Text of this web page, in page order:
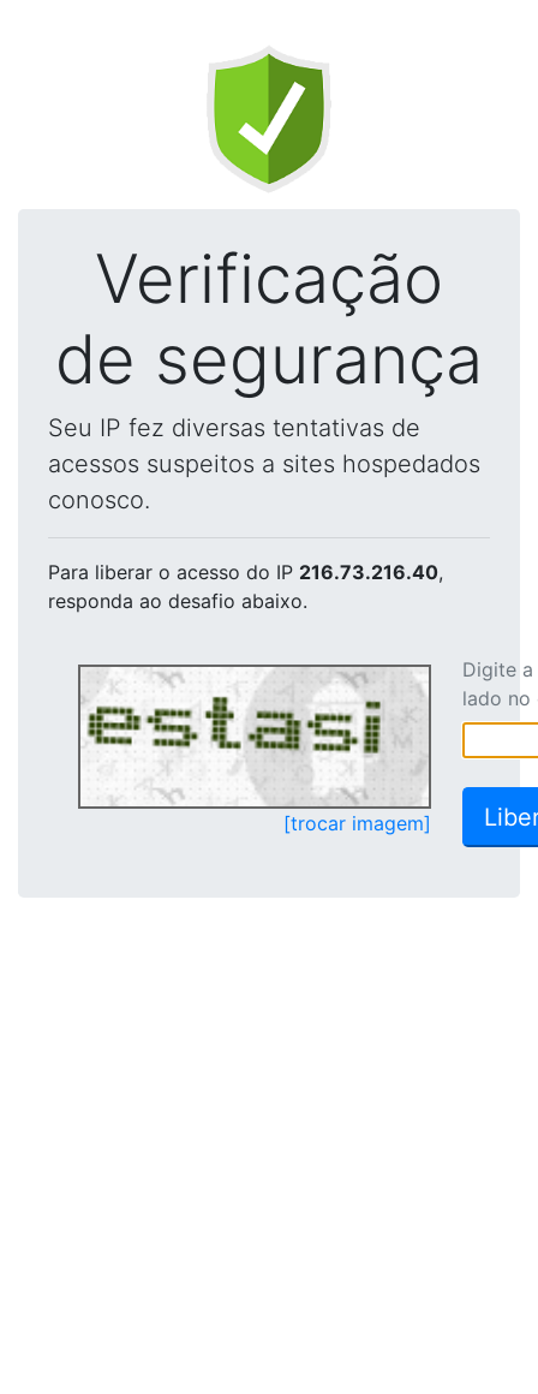
Verificação
de segurança
Seu IP fez diversas tentativas de
acessos suspeitos a sites hospedados
conosco.
Para liberar o acesso do IP 216.73.216.40,
responda ao desafio abaixo.
[trocar imagem]
Digite
lado no